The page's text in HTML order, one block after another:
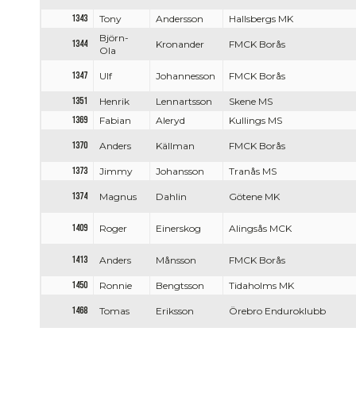
1343 Tony Andersson Hallsbergs MK
1344
Björn-
Ola
Kronander FMCK Borås
1347 Ulf Johannesson FMCK Borås
1351 Henrik Lennartsson
Skene MS
1369
Fabian Aleryd Kullings MS
1370 Anders Källman FMCK Borås
1373 Jimmy Johansson Tranås MS
1374 Magnus Dahlin Götene MK
1409 Roger Einerskog Alingsås MCK
1413 Anders Månsson FMCK Borås
1450 Ronnie Bengtsson Tidaholms MK
1468 Tomas Eriksson Örebro Enduroklubb